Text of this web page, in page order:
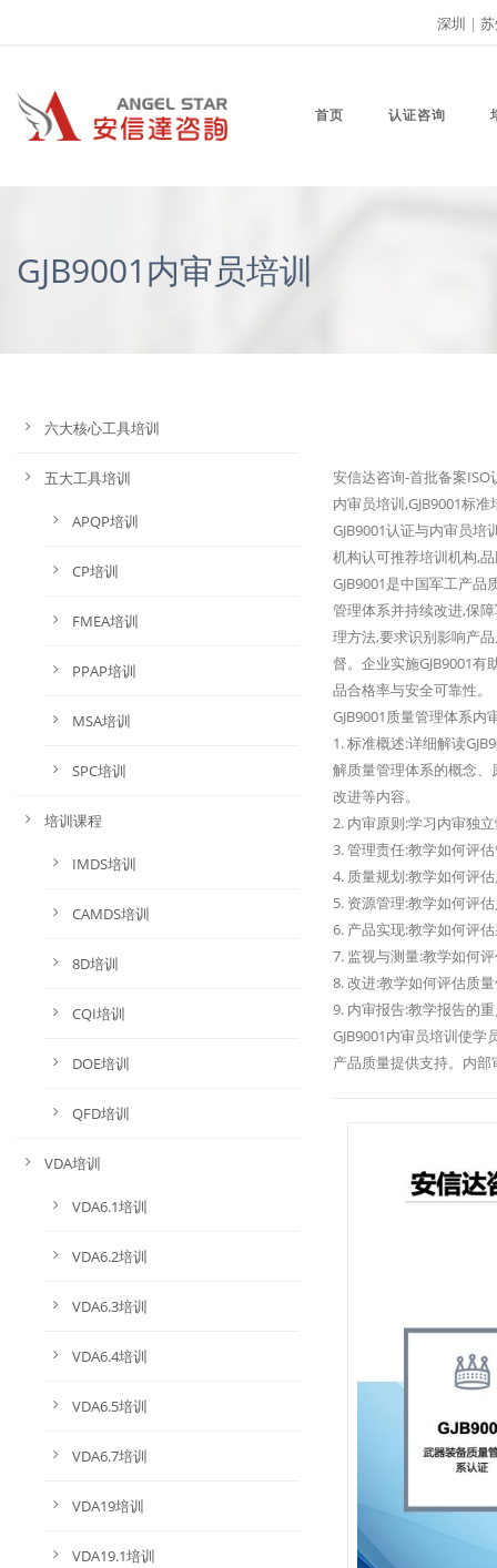
深圳 |
首页 认证咨询
GJB9001内审员培训
安信达咨询-首批备案ISO
内审员培训,GJB9001标
GJB9001认证与内审员
机构认可推荐培训机构,
GJB9001是中国军工产
管理体系并持续改进,保
理方法,要求识别影响产
督。企业实施GJB9001
品合格率与安全可靠性。
GJB9001质量管理体系
1. 标准概述:详细解读
解质量管理体系的概念
改进等内容。
2. 内审原则:学习内审独
3. 管理责任:教学如何评
4. 质量规划:教学如何评
5. 资源管理:教学如何评
6. 产品实现:教学如何评
7. 监视与测量:教学如何
8. 改进:教学如何评估质
9. 内审报告:教学报告的
GJB9001内审员培训使
产品质量提供支持。内
六大核心工具培训
五大工具培训
APQP培训
CP培训
FMEA培训
PPAP培训
MSA培训
SPC培训
培训课程
IMDS培训
CAMDS培训
8D培训
CQI培训
DOE培训
QFD培训
VDA培训
VDA6.1培训
VDA6.2培训
VDA6.3培训
VDA6.4培训
VDA6.5培训
VDA6.7培训
VDA19培训
VDA19.1培训